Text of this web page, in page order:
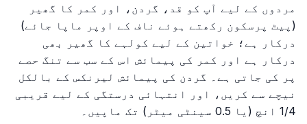
مردوں کے لیے آپ کو قد، گردن، اور کمر کا گھیر
(پیٹ پرسکون رکھتے ہوئے ناف کے اوپر ماپا جائے)
درکار ہے؛ خواتین کے لیے کولہے کا گھیر بھی
درکار ہے اور کمر کی پیمائش اس کے سب سے تنگ حصے
پر کی جاتی ہے۔ گردن کی پیمائش لیرنکس کے بالکل
نیچے سے کریں، اور انتہائی درستگی کے لیے قریبی
1/4 انچ (یا 0.5 سینٹی میٹر) تک ماپیں۔